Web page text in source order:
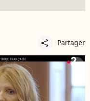
share Partager